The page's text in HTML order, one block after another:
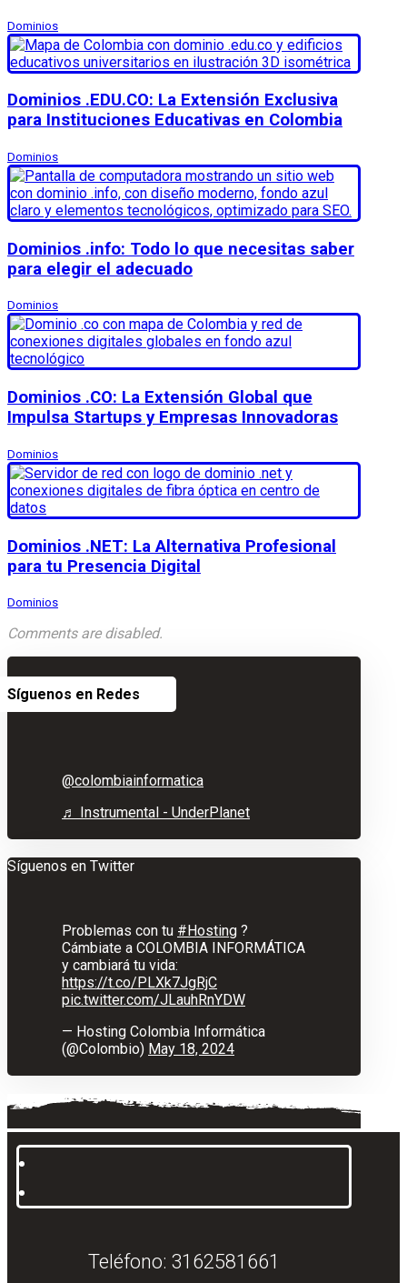
Dominios
Dominios .EDU.CO: La Extensión Exclusiva
para Instituciones Educativas en Colombia
Dominios
Dominios .info: Todo lo que necesitas saber
para elegir el adecuado
Dominios
Dominios .CO: La Extensión Global que
Impulsa Startups y Empresas Innovadoras
Dominios
Dominios .NET: La Alternativa Profesional
para tu Presencia Digital
Dominios
Comments are disabled.
Síguenos en Redes
@colombiainformatica
♬ Instrumental - UnderPlanet
Síguenos en Twitter
Problemas con tu #Hosting ?
Cámbiate a COLOMBIA INFORMÁTICA
y cambiará tu vida:
https://t.co/PLXk7JgRjC
pic.twitter.com/JLauhRnYDW
— Hosting Colombia Informática
(@Colombio) May 18, 2024
Teléfono: 3162581661